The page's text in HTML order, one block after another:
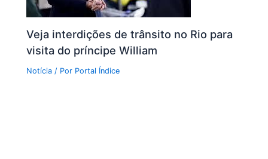
Veja interdições de trânsito no Rio para
visita do príncipe William
Notícia / Por Portal Índice